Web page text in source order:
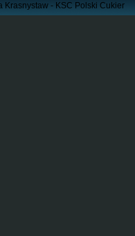
Krasnystaw - KSC Polski Cukier